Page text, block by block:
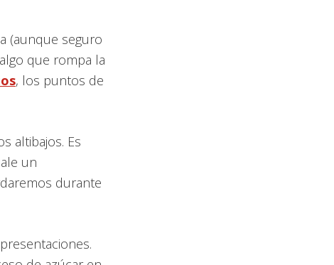
(aunque seguro
que rompa la
, los puntos de
altibajos. Es
un
durante